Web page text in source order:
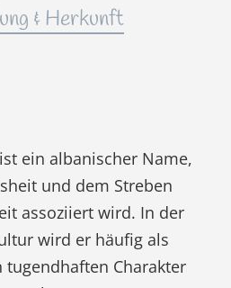
& Herkunft
ein albanischer Name,
und dem Streben
assoziiert wird. In der
wird er häufig als
tugendhaften Charakter